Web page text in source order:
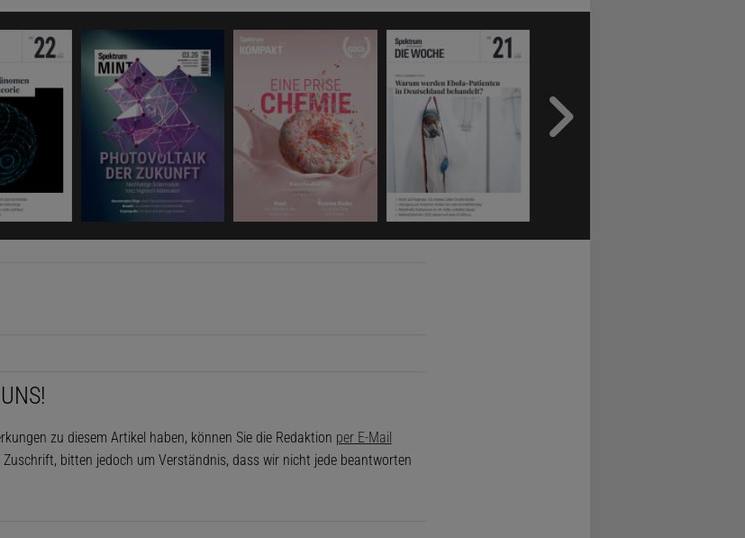
zu diesem Artikel haben, können Sie die Redaktion per E-Mail
Zuschrift, bitten jedoch um Verständnis, dass wir nicht jede beantworten